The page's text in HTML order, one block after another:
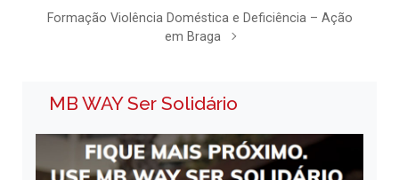
Formação Violência Doméstica e Deficiência – Ação
em Braga
MB WAY Ser Solidário